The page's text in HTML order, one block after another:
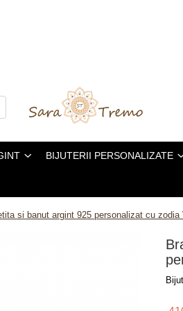
BIJUTERII PERSONALIZATE
si banut argint 925 personalizat cu zodia